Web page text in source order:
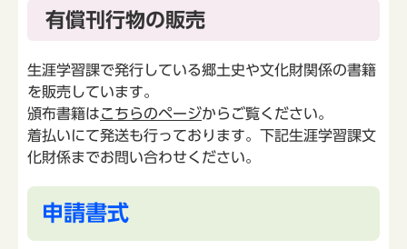
有償刊行物の販売
生涯学習課で発行している郷土史や文化財関係の書籍
を販売しています。
頒布書籍はこちらのページからご覧ください。
着払いにて発送も行っております。下記生涯学習課文
化財係までお問い合わせください。
申請書式